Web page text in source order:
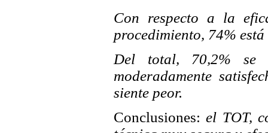
Con respecto a la
procedimiento, 74%
Del total, 70,2% se
moderadamente
siente peor.
Conclusiones: el TOT,